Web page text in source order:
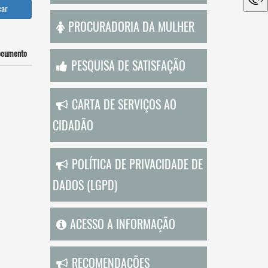
PROCURADORIA DA MULHER
PESQUISA DE SATISFAÇÃO
CARTA DE SERVIÇOS AO
CIDADÃO
POLÍTICA DE PRIVACIDADE DE
DADOS (LGPD)
ACESSO A INFORMAÇÃO
RECOMENDAÇÕES